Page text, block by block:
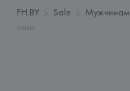
FH.BY Sale Мужчинам
льна